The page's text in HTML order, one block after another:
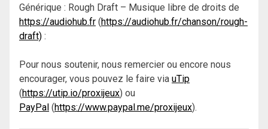
Générique : Rough Draft – Musique libre de droits de
https://audiohub.fr (https://audiohub.fr/chanson/rough-
draft) :
Pour nous soutenir, nous remercier ou encore nous
encourager, vous pouvez le faire via uTip
(https://utip.io/proxijeux) ou
PayPal (https://www.paypal.me/proxijeux).